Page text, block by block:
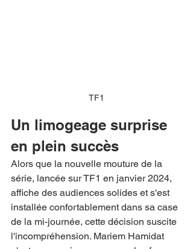
TF1
Un limogeage surprise
en plein succès
Alors que la nouvelle mouture de la
série, lancée sur TF1 en janvier 2024,
affiche des audiences solides et s'est
installée confortablement dans sa case
de la mi-journée, cette décision suscite
l'incompréhension. Mariem Hamidat